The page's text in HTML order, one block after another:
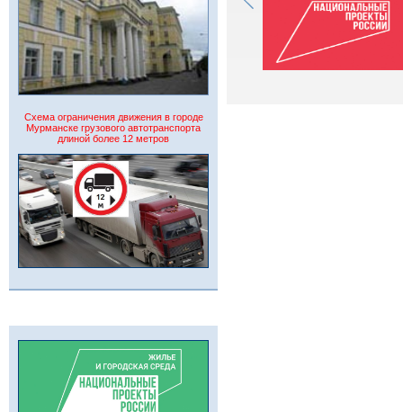
Схема ограничения движения в городе
Мурманске грузового автотранспорта
длиной более 12 метров